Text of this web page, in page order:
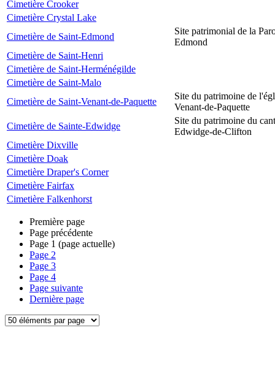
Cimetière Crooker
Cimetière Crystal Lake
Cimetière de Saint-Edmond
Site patrimonial de la
Edmond
Cimetière de Saint-Henri
Cimetière de Saint-Herménégilde
Cimetière de Saint-Malo
Cimetière de Saint-Venant-de-Paquette
Site du patrimoine de
Venant-de-Paquette
Cimetière de Sainte-Edwidge
Site du patrimoine du
Edwidge-de-Clifton
Cimetière Dixville
Cimetière Doak
Cimetière Draper's Corner
Cimetière Fairfax
Cimetière Falkenhorst
Première page
Page précédente
Page 1 (page actuelle)
Page 2
Page 3
Page 4
Page suivante
Dernière page